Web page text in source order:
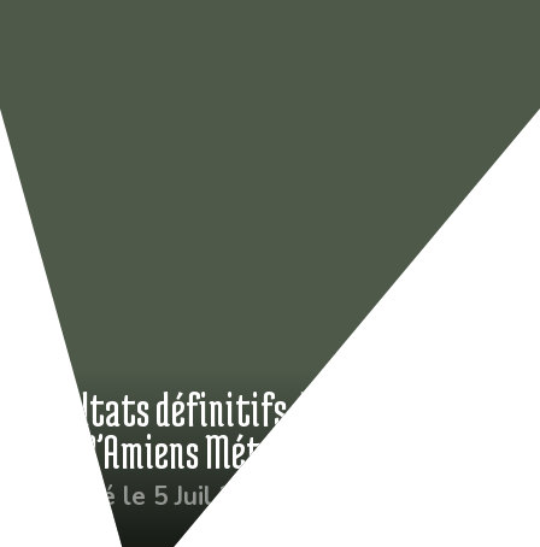
Résultats définitifs du 29ème Grand
prix D’Amiens Métropole
Publié le 5 Juil 2022